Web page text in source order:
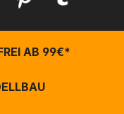
AB 99€*